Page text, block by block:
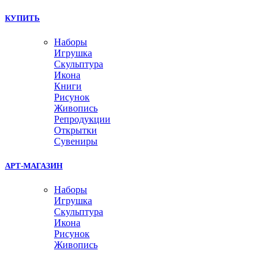
КУПИТЬ
Наборы
Игрушка
Скульптура
Икона
Книги
Рисунок
Живопись
Репродукции
Открытки
Сувениры
АРТ-МАГАЗИН
Наборы
Игрушка
Скульптура
Икона
Рисунок
Живопись